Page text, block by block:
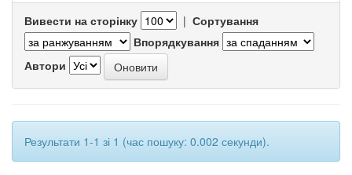
Вивести на сторінку | Сортування
Впорядкування
Автори
Результати 1-1 зі 1 (час пошуку: 0.002 секунди).